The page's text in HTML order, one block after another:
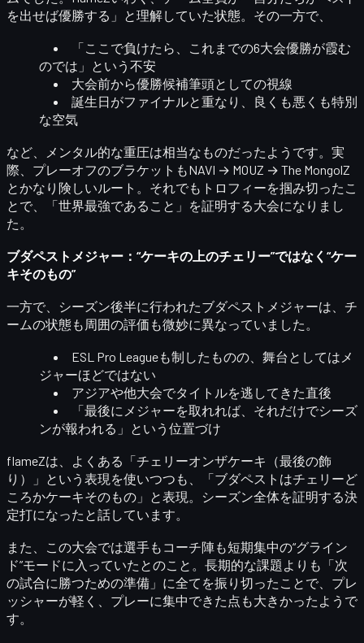
を出せば優勝する」と理解していた状態。その一方で、
「ここで負けたら、これまでの6大会優勝が霞む
のでは」という不安
大会前から優勝候補筆頭としての視線
誕生日がファイナルと重なり、良くも悪くも特別
な空気
など、メンタル的な重圧は相当なものだったようです。実
際、プレーオフのブラケットもNAVI → MOUZ → The MongolZ
とかなり険しいルート。それでもトロフィーを掴み切ったこ
とで、「世界最強であること」を証明する大会になりまし
た。
ブダペストメジャー：“ケーキの上のチェリー”ではなく“ケー
キそのもの”
一方で、シーズン後半に行われたブダペストメジャーは、チ
ームの状態も周囲の評価も微妙に異なっていました。
ESL Pro Leagueも制したものの、舞台としてはメ
ジャーほどではない
アジアや他大会でタイトルを逃してきた直後
「最後にメジャーを取れれば、それだけでシーズ
ンが報われる」という位置づけ
flameZは、よくある「チェリーオンザケーキ（最後の飾
り）」という表現を使いつつも、「ブダペストはチェリーど
ころかケーキそのもの 」と表現。シーズン全体を証明する決
定打になったと話しています。
また、この大会では選手もコーチ陣も短期集中の“グライン
ド”モードに入っていたとのこと。長期的な課題よりも「次
の試合に勝つための準備」に全てを振り切ったことで、プレ
ッシャーが軽く、プレーに集中できた点も大きかったようで
す。